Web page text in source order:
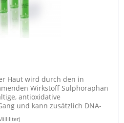
Haut wird durch den in
Wirkstoff Sulphoraphan
antioxidative
und kann zusätzlich DNA-